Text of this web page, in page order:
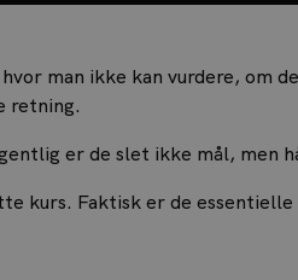
man ikke kan vurdere, om
retning.
er de slet ikke mål, men
kurs. Faktisk er de